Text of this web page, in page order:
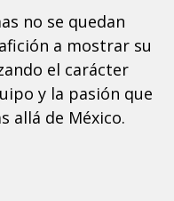
no se quedan
a mostrar su
el carácter
y la pasión que
allá de México.